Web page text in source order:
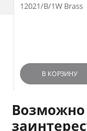
12021/B/1W Brass
В КОРЗИНУ
Возможно